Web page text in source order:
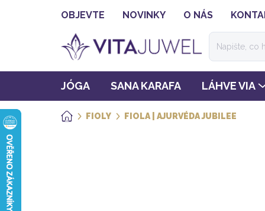
OBJEVTE NOVINKY O NÁS
JÓGA SANA KARAFA LÁHVE VIA
DOMŮFIOLY FIOLA | AJURVÉDA JUBILEE